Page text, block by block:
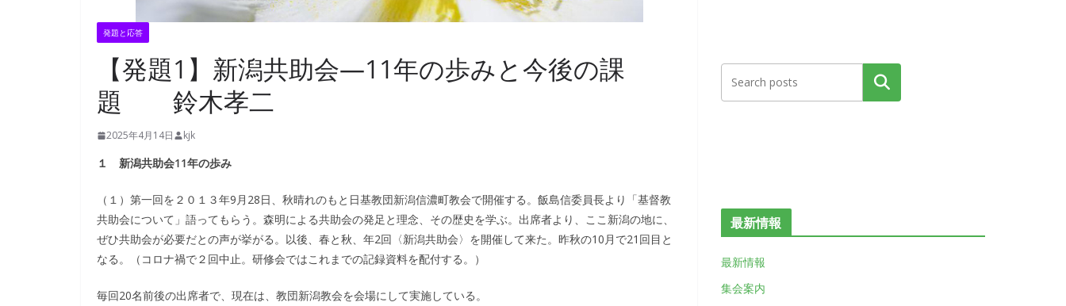
発題と応答
【発題1】新潟共助会―11年の歩みと今後の課
題 鈴木孝二
2025年4月14日 kjk
１ 新潟共助会11年の歩み
（１）第一回を２０１３年9月28日、秋晴れのもと日基教団新潟信濃町教会で開催する。飯島信委員長より「基督教
共助会について」語ってもらう。森明による共助会の発足と理念、その歴史を学ぶ。出席者より、ここ新潟の地に、
ぜひ共助会が必要だとの声が挙がる。以後、春と秋、年2回〈新潟共助会〉を開催して来た。昨秋の10月で21回目と
なる。（コロナ禍で２回中止。研修会ではこれまでの記録資料を配付する。）
毎回20名前後の出席者で、現在は、教団新潟教会を会場にして実施している。
検索
最新情報
最新情報
集会案内